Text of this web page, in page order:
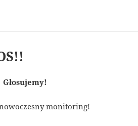
Głosujemy!
monitoring!